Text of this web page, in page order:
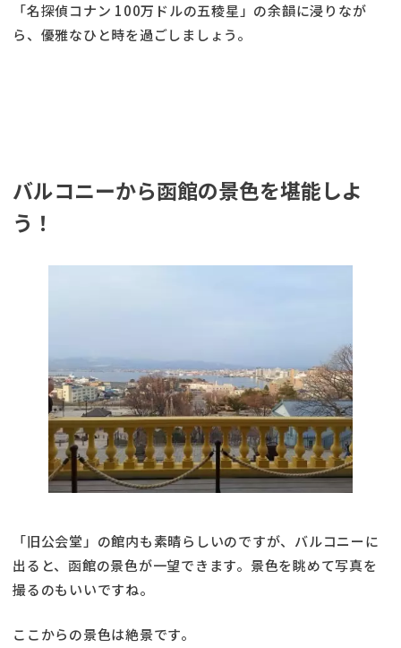
「名探偵コナン 100万ドルの五稜星」の余韻に浸りなが
ら、優雅なひと時を過ごしましょう。
バルコニーから函館の景色を堪能しよ
う！
「旧公会堂」の館内も素晴らしいのですが、バルコニーに
出ると、函館の景色が一望できます。景色を眺めて写真を
撮るのもいいですね。
ここからの景色は絶景です。